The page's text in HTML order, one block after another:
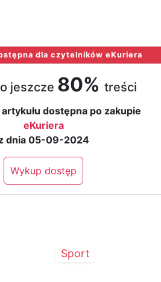
dla czytelników eKuriera
jeszcze 80% treści
artykułu dostępna po zakupie
eKuriera
dnia 05-09-2024
Wykup dostęp
Sport